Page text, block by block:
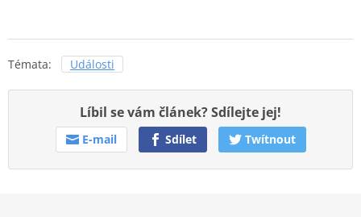
Témata: Události
Líbil se vám článek? Sdílejte jej!
E-mail Sdílet Twítnout